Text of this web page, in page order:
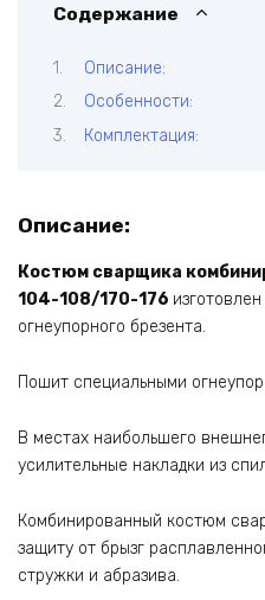
Содержание
Описание:
Особенности:
Комплектация:
Описание:
Костюм сварщика
104-108/170-176
огнеупорного брезента.
Пошит специальными
В местах наибольшего
усилительные накладки из
Комбинированный костюм
защиту от брызг
стружки и абразива.